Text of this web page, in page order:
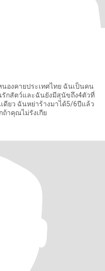
องคายประเทศไทย ฉันเป็นคน
รักสัตว์และฉันยังมีสุนัขถึง4ตัวที่
เดียว ฉันหย่าร้างมาได้5/6ปีแล้ว
ถ้าคุณไม่รังเกีย